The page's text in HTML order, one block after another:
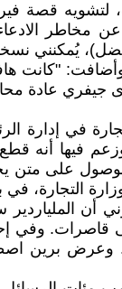
قصة
مخاطر
يُمكنني
"كانت
عادة
في
فيها أنه
2012، وكانا
أن
برين